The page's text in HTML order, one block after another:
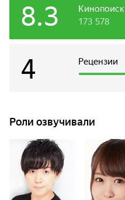
Кинопоиск
8.3 173 578
Рецензии
4
Роли озвучивали